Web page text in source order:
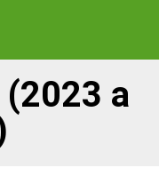
(2023 a